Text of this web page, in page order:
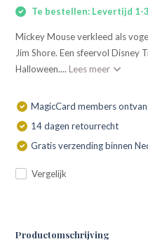
Te bestellen: Levertijd 1-
Mickey Mouse verkleed als
Jim Shore. Een sfeervol
Halloween.... Lees meer
MagicCard members
14 dagen retourrecht
Gratis verzending binnen
Vergelijk
Productomschrijving